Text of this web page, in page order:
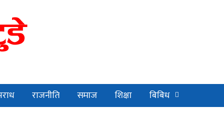
राजनीति समाज शिक्षा बिबिध